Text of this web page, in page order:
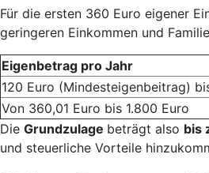
Für die ersten 360 Euro eigener
geringeren Einkommen und
Eigenbetrag pro Jahr
120 Euro (Mindesteigenbeitrag)
Von 360,01 Euro bis 1.800 Euro
Die Grundzulage beträgt also bis
und steuerliche Vorteile